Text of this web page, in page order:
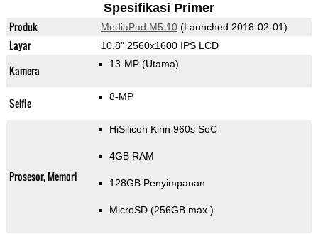
Spesifikasi Primer
Produk MediaPad M5 10(Launched 2018-02-01)
Layar 10.8" 2560x1600 IPS LCD
Kamera 13-MP (Utama)
Selfie 8-MP
Prosesor, Memori
HiSilicon Kirin 960s SoC
4GB RAM
128GB Penyimpanan
MicroSD (256GB max.)